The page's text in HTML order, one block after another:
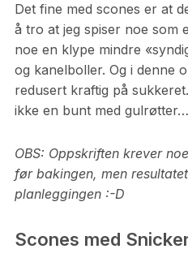
Det fine med scones er at
å tro at jeg spiser noe som
noe en klype mindre
og kanelboller. Og i denne
redusert kraftig på
ikke en bunt med gulrøtter…
OBS: Oppskriften krever
før bakingen, men
planleggingen :-D
Scones med